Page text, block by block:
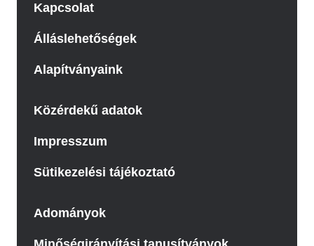
Kapcsolat
Álláslehetőségek
Alapítványaink
Közérdekű adatok
Impresszum
Sütikezelési tájékoztató
Adományok